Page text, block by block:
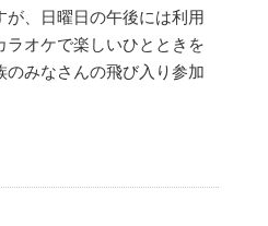
が、日曜日の午後には利用
ラオケで楽しいひとときを
のみなさんの飛び入り参加